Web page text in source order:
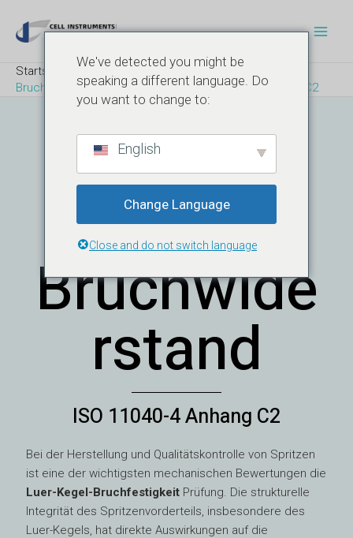
Inhalt
springen
Startseite
Blog
Bruchfestigkeit des Luer-Kegels - ISO 11040-4 Anhang C2
Luer-
Kegel-
Bruchwide
Rstand
ISO 11040-4 Anhang C2
Bei der Herstellung und Qualitätskontrolle von Spritzen
ist eine der wichtigsten mechanischen Bewertungen die
Luer-Kegel-Bruchfestigkeit Prüfung. Die strukturelle
Integrität des Spritzenvorderteils, insbesondere des
Luer-Kegels, hat direkte Auswirkungen auf die
der
We've detected you might be
speaking a different language. Do
you want to change to:
English
Change Language
Close and do not switch language